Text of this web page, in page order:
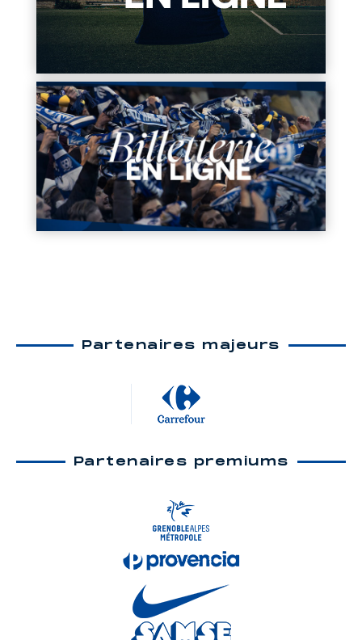
Partenaires majeurs
Partenaires premiums